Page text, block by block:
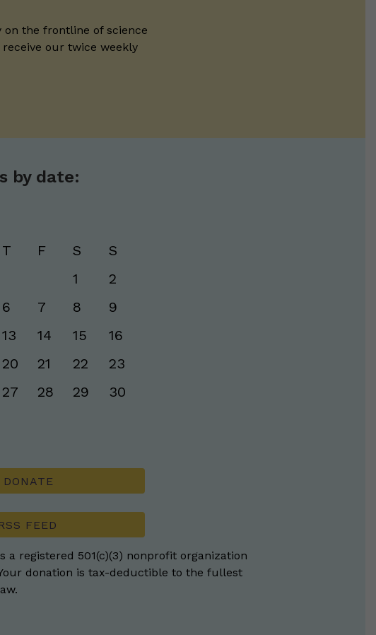
on the frontline of science
our twice weekly
by date:
T F S
S
1
2
6 7 8
9
13 14 15
16
20 21 22
23
27 28 29
30
DONATE
RSS FEED
a registered 501(c)(3) nonprofit organization
donation is tax-deductible to the fullest